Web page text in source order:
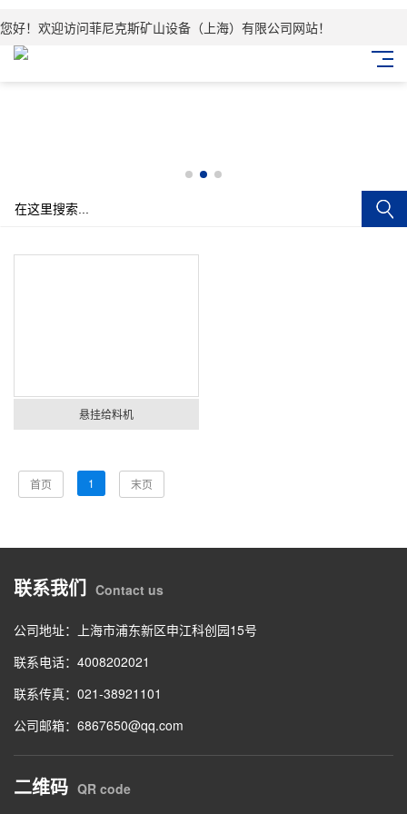
您好！欢迎访问菲尼克斯矿山设备（上海）有限公司网站！
悬挂给料机
首页 1 末页
联系我们 Contact us
公司地址：上海市浦东新区申江科创园15号
联系电话：4008202021
联系传真：021-38921101
公司邮箱：6867650@qq.com
二维码 QR code